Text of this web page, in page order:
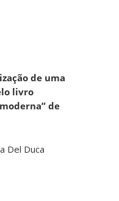
de uma
livro
de
Del Duca